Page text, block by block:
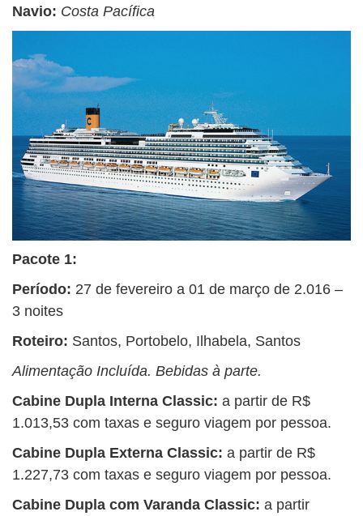
Navio: Costa Pacífica
Pacote 1:
Período: 27 de fevereiro a 01 de março de 2.016 –
3 noites
Roteiro: Santos, Portobelo, Ilhabela, Santos
Alimentação Incluída. Bebidas à parte.
Cabine Dupla Interna Classic: a partir de R$
1.013,53 com taxas e seguro viagem por pessoa.
Cabine Dupla Externa Classic: a partir de R$
1.227,73 com taxas e seguro viagem por pessoa.
Cabine Dupla com Varanda Classic: a partir